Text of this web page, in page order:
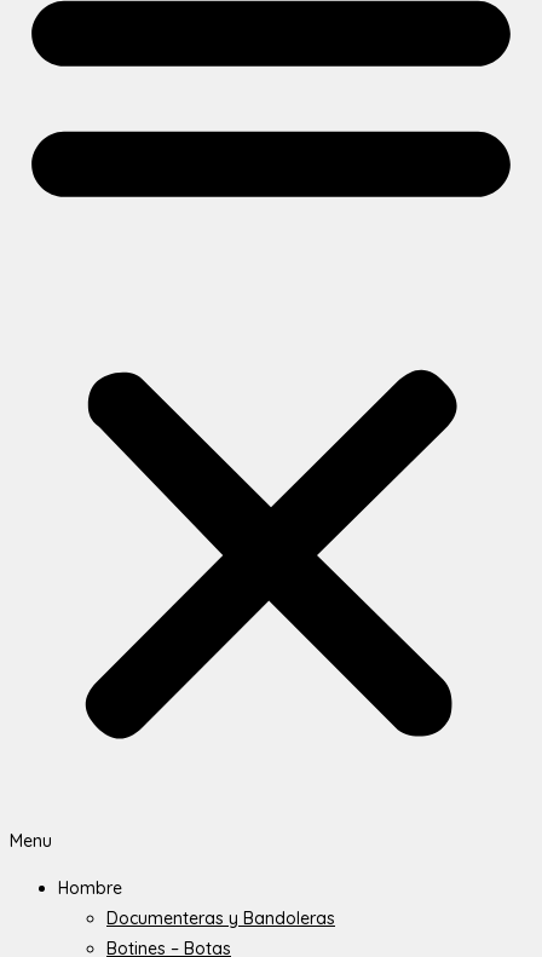
Menu
Hombre
Documenteras y Bandoleras
Botines – Botas